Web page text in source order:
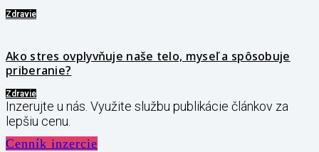
Zdravie
Ako stres ovplyvňuje naše telo, myseľ a spôsobuje
priberanie?
Zdravie
Inzerujte u nás. Využite službu publikácie článkov za
lepšiu cenu.
Cenník inzercie